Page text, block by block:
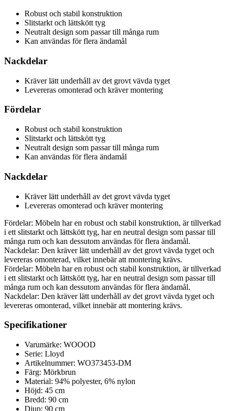
Robust och stabil konstruktion
Slitstarkt och lättskött tyg
Neutralt design som passar till många rum
Kan användas för flera ändamål
Nackdelar
Kräver lätt underhåll av det grovt vävda tyget
Levereras omonterad och kräver montering
Fördelar
Robust och stabil konstruktion
Slitstarkt och lättskött tyg
Neutralt design som passar till många rum
Kan användas för flera ändamål
Nackdelar
Kräver lätt underhåll av det grovt vävda tyget
Levereras omonterad och kräver montering
Fördelar: Möbeln har en robust och stabil konstruktion, är tillverkad
i ett slitstarkt och lättskött tyg, har en neutral design som passar till
många rum och kan dessutom användas för flera ändamål.
Nackdelar: Den kräver lätt underhåll av det grovt vävda tyget och
levereras omonterad, vilket innebär att montering krävs.
Fördelar: Möbeln har en robust och stabil konstruktion, är tillverkad
i ett slitstarkt och lättskött tyg, har en neutral design som passar till
många rum och kan dessutom användas för flera ändamål.
Nackdelar: Den kräver lätt underhåll av det grovt vävda tyget och
levereras omonterad, vilket innebär att montering krävs.
Specifikationer
Varumärke: WOOOD
Serie: Lloyd
Artikelnummer: WO373453-DM
Färg: Mörkbrun
Material: 94% polyester, 6% nylon
Höjd: 45 cm
Bredd: 90 cm
Djup: 90 cm